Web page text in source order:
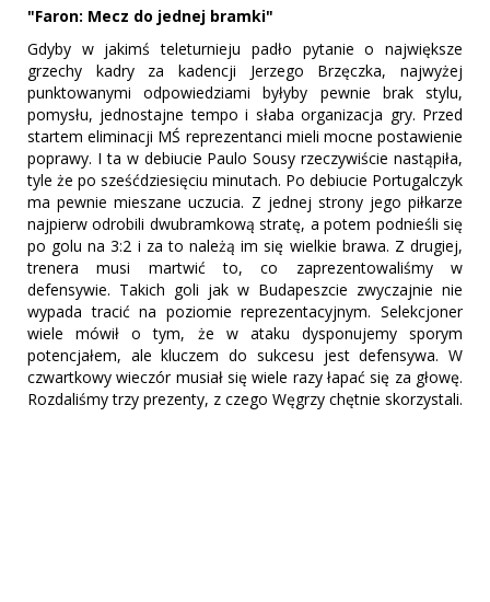
"Faron: Mecz do jednej bramki"
Gdyby w jakimś teleturnieju padło pytanie o największe
grzechy kadry za kadencji Jerzego Brzęczka, najwyżej
punktowanymi odpowiedziami byłyby pewnie brak stylu,
pomysłu, jednostajne tempo i słaba organizacja gry. Przed
startem eliminacji MŚ reprezentanci mieli mocne postawienie
poprawy. I ta w debiucie Paulo Sousy rzeczywiście nastąpiła,
tyle że po sześćdziesięciu minutach. Po debiucie Portugalczyk
ma pewnie mieszane uczucia. Z jednej strony jego piłkarze
najpierw odrobili dwubramkową stratę, a potem podnieśli się
po golu na 3:2 i za to należą im się wielkie brawa. Z drugiej,
trenera musi martwić to, co zaprezentowaliśmy w
defensywie. Takich goli jak w Budapeszcie zwyczajnie nie
wypada tracić na poziomie reprezentacyjnym. Selekcjoner
wiele mówił o tym, że w ataku dysponujemy sporym
potencjałem, ale kluczem do sukcesu jest defensywa. W
czwartkowy wieczór musiał się wiele razy łapać się za głowę.
Rozdaliśmy trzy prezenty, z czego Węgrzy chętnie skorzystali.